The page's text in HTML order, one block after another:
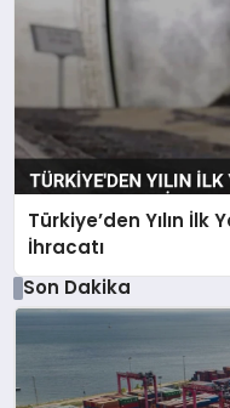
Türkiye’den Yılın İlk
İhracatı
Son Dakika